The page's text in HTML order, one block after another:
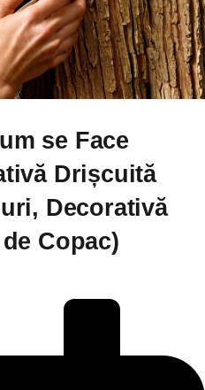
se Face
Drișcuită
Decorativă
Copac)